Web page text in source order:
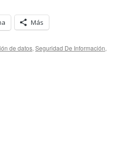
Más
de datos, Seguridad De Información,